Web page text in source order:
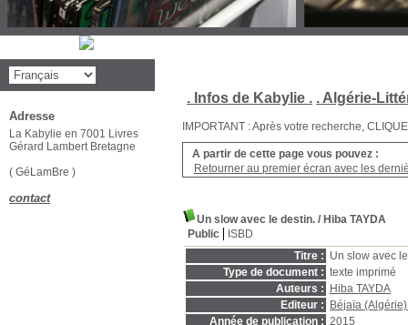
. Infos de Kabylie . . Algérie-
IMPORTANT : Après votre recherche,
A partir de cette page vous pouvez :
Retourner au premier écran avec les
Un slow avec le destin. / Hiba TAYDA
Public
ISBD
Titre : Un slow avec
Type de document : texte imprimé
Auteurs :
Hiba TAYDA
Editeur :
Béjaïa (Algérie)
Année de publication : 2015
Adresse
La Kabylie en 7001 Livres
Gérard Lambert Bretagne
( GéLamBre )
contact